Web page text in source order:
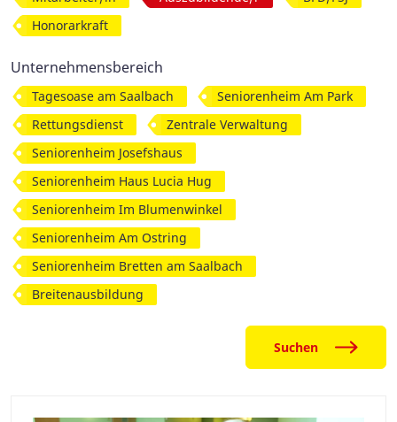
Honorarkraft
Unternehmensbereich
Tagesoase am Saalbach
Seniorenheim Am Park
Rettungsdienst
Zentrale Verwaltung
Seniorenheim Josefshaus
Seniorenheim Haus Lucia Hug
Seniorenheim Im Blumenwinkel
Seniorenheim Am Ostring
Seniorenheim Bretten am Saalbach
Breitenausbildung
Suchen